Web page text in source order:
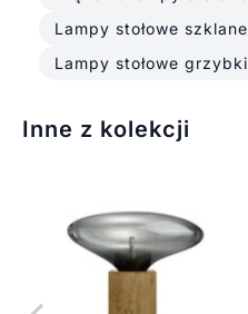
Lampy stołowe szklane
Lampy stołowe grzybki
Inne z kolekcji